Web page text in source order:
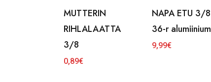
MUTTERIN
RIHLALAATTA
3/8
0,89€
NAPA ETU 3/8
36-r alumiinium
9,99€